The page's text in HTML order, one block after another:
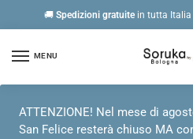
🚚 Spedizioni gratuitein tutta Italia
MENU
ATTENZIONE! Nel mese di
San Felice resterà chiuso MA